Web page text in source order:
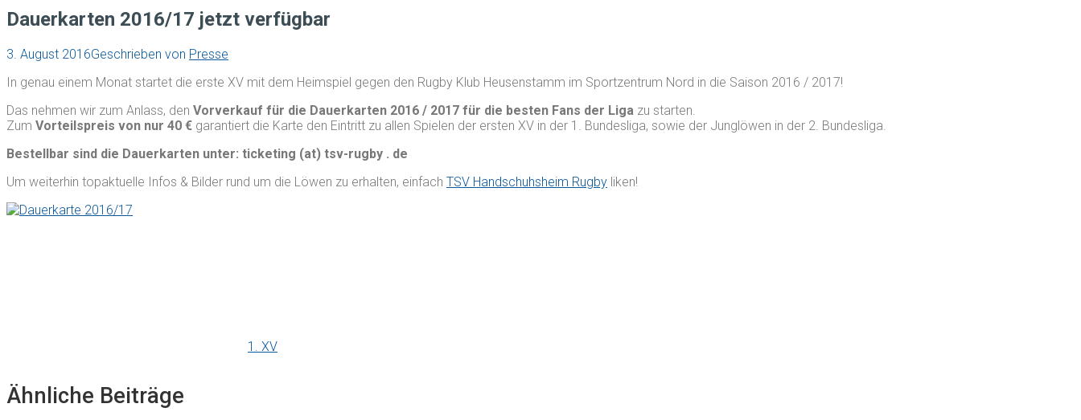
Dauerkarten 2016/17 jetzt verfügbar
3. August 2016Geschrieben von Presse
In genau einem Monat startet die erste XV mit dem Heimspiel gegen den Rugby Klub Heusenstamm im Sportzentrum Nord in die Saison 2016 / 2017!
Das nehmen wir zum Anlass, den Vorverkauf für die Dauerkarten 2016 / 2017 für die besten Fans der Liga zu starten.
Zum Vorteilspreis von nur 40 € garantiert die Karte den Eintritt zu allen Spielen der ersten XV in der 1. Bundesliga, sowie der Junglöwen in der 2. Bundesliga.
Bestellbar sind die Dauerkarten unter: ticketing (at) tsv-rugby . de
Um weiterhin topaktuelle Infos & Bilder rund um die Löwen zu erhalten, einfach TSV Handschuhsheim Rugby liken!
1. XV
Ähnliche Beiträge